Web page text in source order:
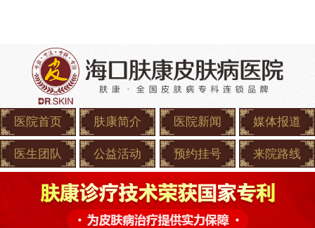
医院首页 肤康简介 医院新闻 媒体报道
医生团队 公益活动 预约挂号 来院路线